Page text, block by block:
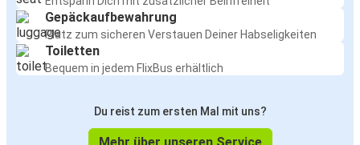
Gepäckaufbewahrung
Platz zum sicheren Verstauen Deiner Habseligkeiten
Toiletten
Bequem in jedem FlixBus erhältlich
Du reist zum ersten Mal mit uns?